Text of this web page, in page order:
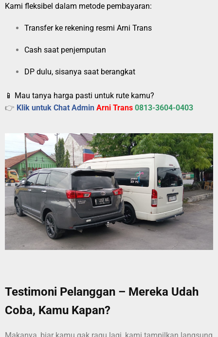
Kami fleksibel dalam metode pembayaran:
Transfer ke rekening resmi Arni Trans
Cash saat penjemputan
DP dulu, sisanya saat berangkat
📱 Mau tanya harga pasti untuk rute kamu?
👉 Klik untuk Chat Admin Arni Trans 0813-3604-0403
Testimoni Pelanggan – Mereka Udah
Coba, Kamu Kapan?